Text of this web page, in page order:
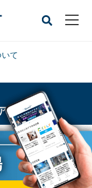
て
たAIモデル、その実力